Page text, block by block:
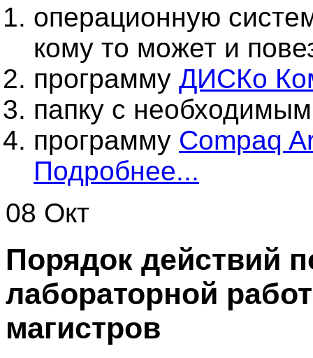
операционную
кому то может и
программу ДИСКо
папку с
программу Compaq
Подробнее...
08 Окт
Порядок действий
лабораторной
магистров